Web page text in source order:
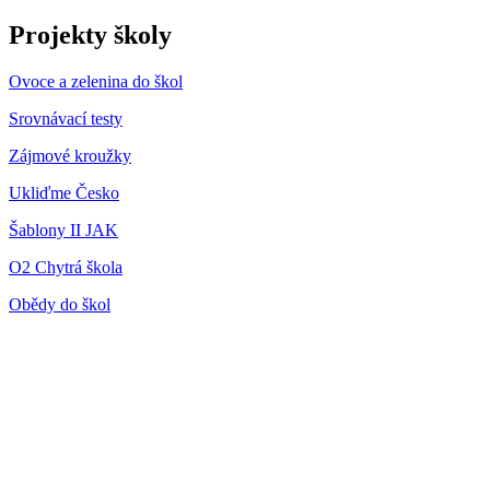
Projekty školy
Ovoce a zelenina do škol
Srovnávací testy
Zájmové kroužky
Ukliďme Česko
Šablony II JAK
O2 Chytrá škola
Obědy do škol